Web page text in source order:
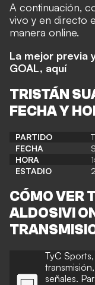
A continuación,
vivo y en directo
manera online.
La mejor previa
GOAL, aquí
TRISTÁN
FECHA Y
PARTIDO
FECHA
HORA
ESTADIO
CÓMO VER
ALDOSIVI
TyC
señales.